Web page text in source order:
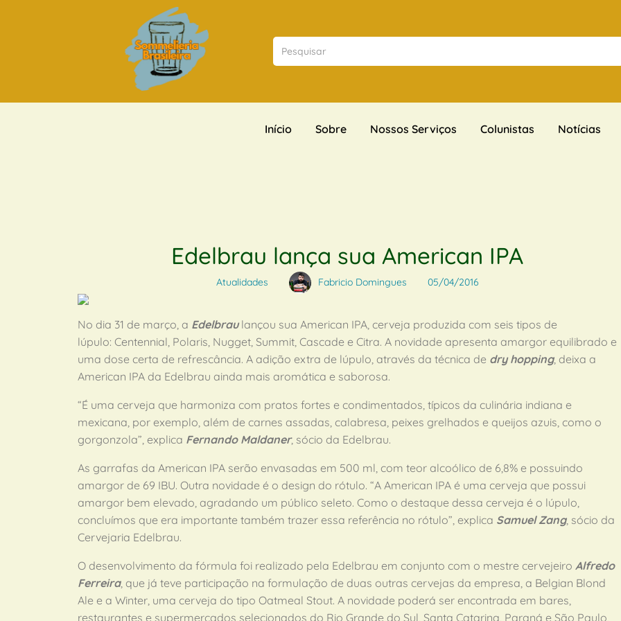
Início Sobre Nossos Serviços Colunistas Notícias
Edelbrau lança sua American IPA
Atualidades Fabricio Domingues 05/04/2016
No dia 31 de março, a Edelbrau lançou sua American IPA, cerveja produzida com seis tipos de
lúpulo: Centennial, Polaris, Nugget, Summit, Cascade e Citra. A novidade apresenta amargor equilibrado e
uma dose certa de refrescância. A adição extra de lúpulo, através da técnica de dry hopping, deixa a
American IPA da Edelbrau ainda mais aromática e saborosa.
“É uma cerveja que harmoniza com pratos fortes e condimentados, típicos da culinária indiana e
mexicana, por exemplo, além de carnes assadas, calabresa, peixes grelhados e queijos azuis, como o
gorgonzola”, explica Fernando Maldaner, sócio da Edelbrau.
As garrafas da American IPA serão envasadas em 500 ml, com teor alcoólico de 6,8% e possuindo
amargor de 69 IBU. Outra novidade é o design do rótulo. “A American IPA é uma cerveja que possui
amargor bem elevado, agradando um público seleto. Como o destaque dessa cerveja é o lúpulo,
concluímos que era importante também trazer essa referência no rótulo”, explica Samuel Zang, sócio da
Cervejaria Edelbrau.
O desenvolvimento da fórmula foi realizado pela Edelbrau em conjunto com o mestre cervejeiro Alfredo
Ferreira, que já teve participação na formulação de duas outras cervejas da empresa, a Belgian Blond
Ale e a Winter, uma cerveja do tipo Oatmeal Stout. A novidade poderá ser encontrada em bares,
restaurantes e supermercados selecionados do Rio Grande do Sul, Santa Catarina, Paraná e São Paulo,